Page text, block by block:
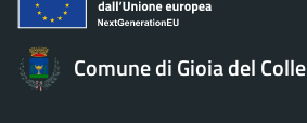
Comune di Gioia del Colle